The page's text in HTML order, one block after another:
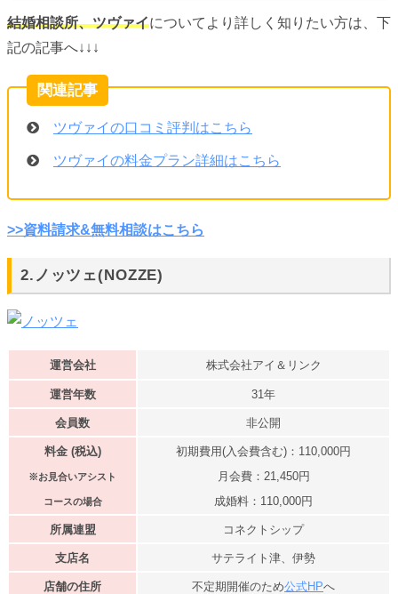
結婚相談所、ツヴァイについてより詳しく知りたい方は、下
記の記事へ↓↓↓
ツヴァイの口コミ評判はこちら
ツヴァイの料金プラン詳細はこちら
>>資料請求&無料相談はこちら
2.ノッツェ(NOZZE)
運営会社 株式会社アイ＆リンク
運営年数 31年
会員数 非公開
料金 (税込)
※お見合いアシスト
コースの場合
初期費用(入会費含む)：110,000円
月会費：21,450円
成婚料：110,000円
所属連盟 コネクトシップ
支店名 サテライト津、伊勢
店舗の住所 不定期開催のため公式HPへ